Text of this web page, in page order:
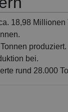
18,98
produziert.
bei.
rund 28.000